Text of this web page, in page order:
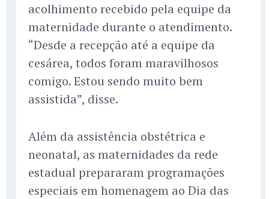
acolhimento recebido pela equipe da
maternidade durante o atendimento.
“Desde a recepção até a equipe da
cesárea, todos foram maravilhosos
comigo. Estou sendo muito bem
assistida”, disse.
Além da assistência obstétrica e
neonatal, as maternidades da rede
estadual prepararam programações
especiais em homenagem ao Dia das